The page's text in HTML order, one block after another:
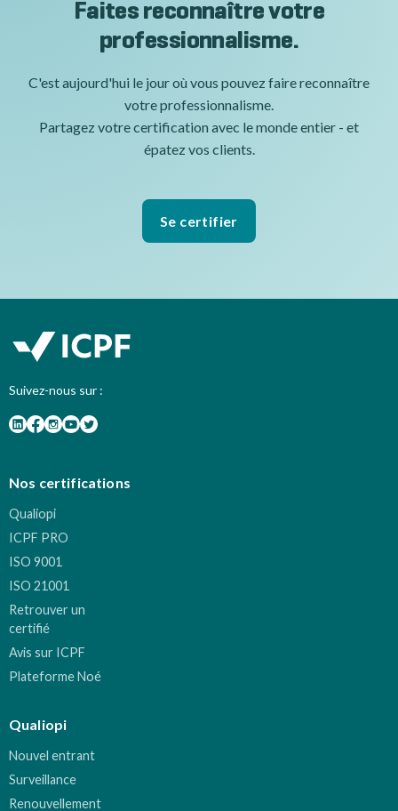
Faites reconnaître votre
professionnalisme.
C'est aujourd'hui le jour où vous pouvez faire reconnaître
votre professionnalisme.
Partagez votre certification avec le monde entier - et
épatez vos clients.
Se certifier
Suivez-nous sur :
Nos certifications
Qualiopi
ICPF PRO
ISO 9001
ISO 21001
Retrouver un
certifié
Avis sur ICPF
Plateforme Noé
Qualiopi
Nouvel entrant
Surveillance
Renouvellement